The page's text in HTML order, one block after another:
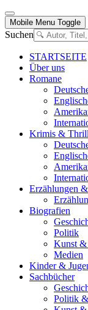
Mobile Menu Toggle
Suchen
STARTSEITE
Über uns
Romane
Krimis &
Erzählungen
Biografien
Politik
Kunst
Medien
Kinder &
Sachbücher
Politik